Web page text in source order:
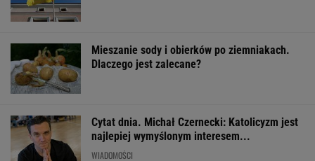
Mieszanie sody i obierków po ziemniakach.
Dlaczego jest zalecane?
Cytat dnia. Michał Czernecki: Katolicyzm jest
najlepiej wymyślonym interesem...
WIADOMOŚCI